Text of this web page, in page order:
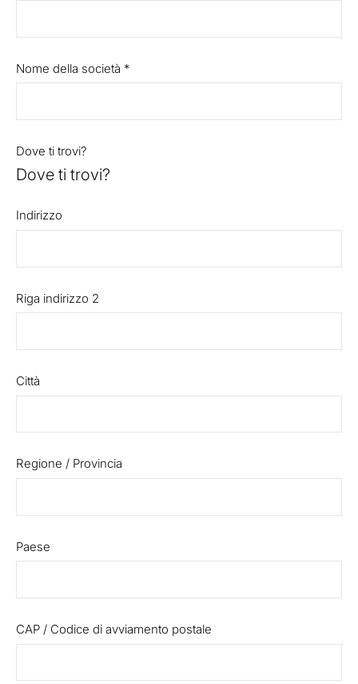
Nome della società *
Dove ti trovi?
Dove ti trovi?
Indirizzo
Riga indirizzo 2
Città
Regione / Provincia
Paese
CAP / Codice di avviamento postale